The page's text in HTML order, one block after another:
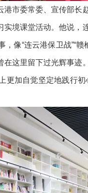
市委常委、宣传部长
境课堂活动。他说，
像“连云港保卫战”“赣
这里留下过光辉事迹
更加自觉坚定地践行